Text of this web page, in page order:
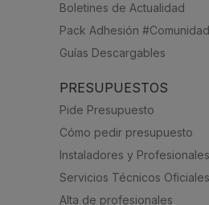
Boletines de Actualidad
Pack Adhesión
Guías Descargables
PRESUPUESTOS
Pide Presupuesto
Cómo pedir presupuesto
Instaladores y Profesionales
Servicios Técnicos Oficiales
Alta de profesionales